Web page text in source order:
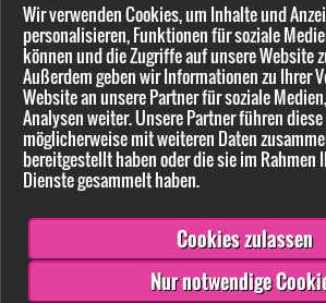
Wir verwenden Cookies, um Inhalte und
personalisieren, Funktionen für soziale
können und die Zugriffe auf unsere Website
Außerdem geben wir Informationen zu Ihrer
Website an unsere Partner für soziale
Analysen weiter. Unsere Partner führen
möglicherweise mit weiteren Daten
bereitgestellt haben oder die sie im Rahmen
Dienste gesammelt haben.
Cookies zulassen
Nur notwendige
Bitte beachten Sie unsereDatenschutzerklärung.